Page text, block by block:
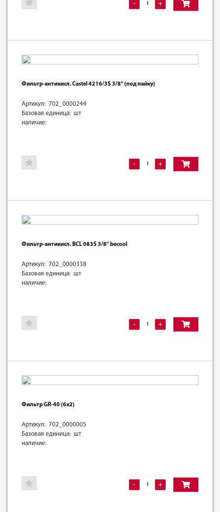
- +
Фильтр-антикисл. Castel 4216/3S 3/8" (под пайку)
Артикул: 702_0000244
Базовая единица: шт
наличие:
- +
Фильтр-антикисл. BCL 083S 3/8" becool
Артикул: 702_0000338
Базовая единица: шт
наличие:
- +
Фильтр GR-40 (6х2)
Артикул: 702_0000005
Базовая единица: шт
наличие:
- +